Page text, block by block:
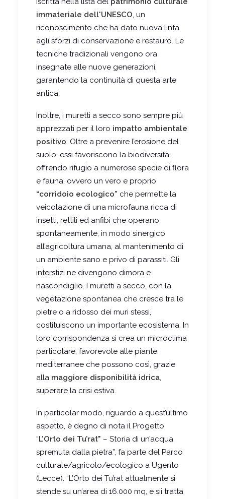
immateriale dell'UNESCO, un
riconoscimento che ha dato nuova linfa
agli sforzi di conservazione e restauro. Le
tecniche tradizionali vengono ora
insegnate alle nuove generazioni,
garantendo la continuità di questa arte
antica.
Inoltre, i muretti a secco sono sempre più
apprezzati per il loro impatto ambientale
positivo. Oltre a prevenire l’erosione del
suolo, essi favoriscono la biodiversità,
offrendo rifugio a numerose specie di flora
e fauna, ovvero un vero e proprio
“corridoio ecologico” che permette la
veicolazione di una microfauna ricca di
insetti, rettili ed anfibi che operano
spontaneamente, in modo sinergico
all’agricoltura umana, al mantenimento di
un ambiente sano e privo di parassiti. Gli
interstizi ne divengono dimora e
nascondiglio. I muretti a secco, con la
vegetazione spontanea che cresce tra le
pietre o a ridosso dei muri stessi,
costituiscono un importante ecosistema. In
loro corrispondenza si crea un microclima
particolare, favorevole alle piante
mediterranee che possono così, grazie
alla maggiore disponibilità idrica,
superare la crisi estiva.
In particolar modo, riguardo a quest’ultimo
aspetto, è degno di nota il Progetto
“L’Orto dei Tu’rat" – Storia di un’acqua
spremuta dalla pietra”, fa parte del Parco
culturale/agricolo/ecologico a Ugento
(Lecce). “L’Orto dei Tu’rat attualmente si
stende su un’area di 16.000 mq, e sii tratta